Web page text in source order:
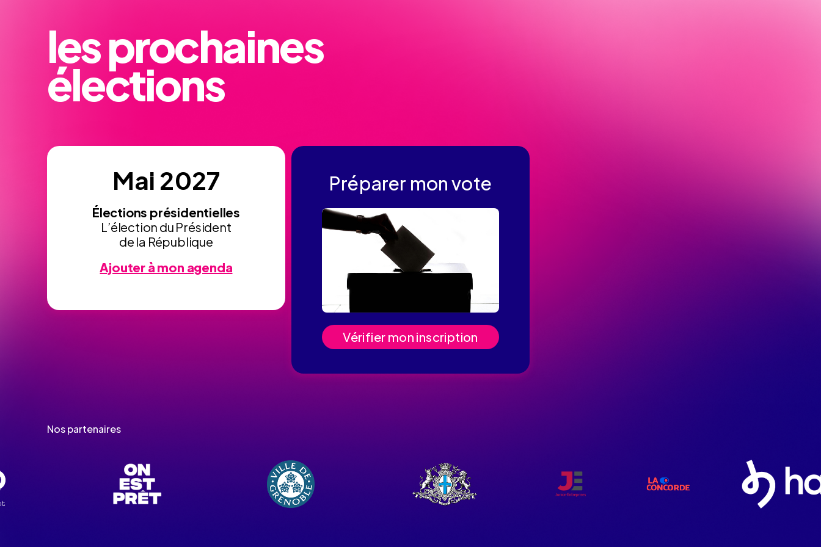
les prochaines
élections
Mai 2027
Élections présidentielles
L’élection du Président
de la République
Ajouter à mon agenda
Préparer mon vote
Vérifier mon inscription
Nos partenaires